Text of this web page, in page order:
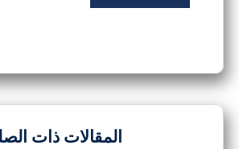
المتصفح لاستخدامها المرة المقبلة في تعليقي.